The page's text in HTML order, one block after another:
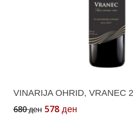
Додади Во
VINARIJA OHRID, VRANEC
680ден Original
578 денCurrent